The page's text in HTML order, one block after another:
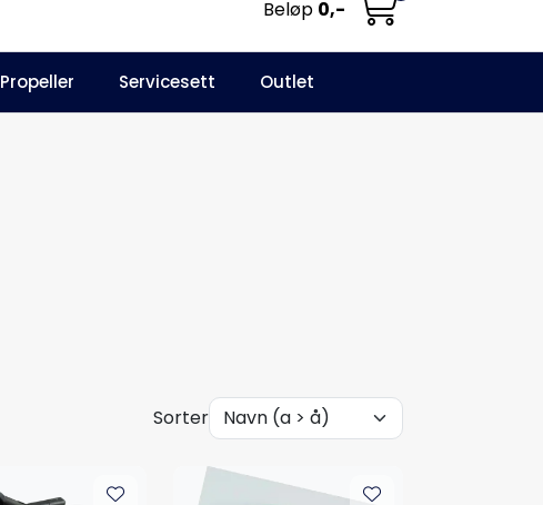
NO Infosenter Favoritter
Beløp 0,-
Propeller Servicesett Outlet
Sorter